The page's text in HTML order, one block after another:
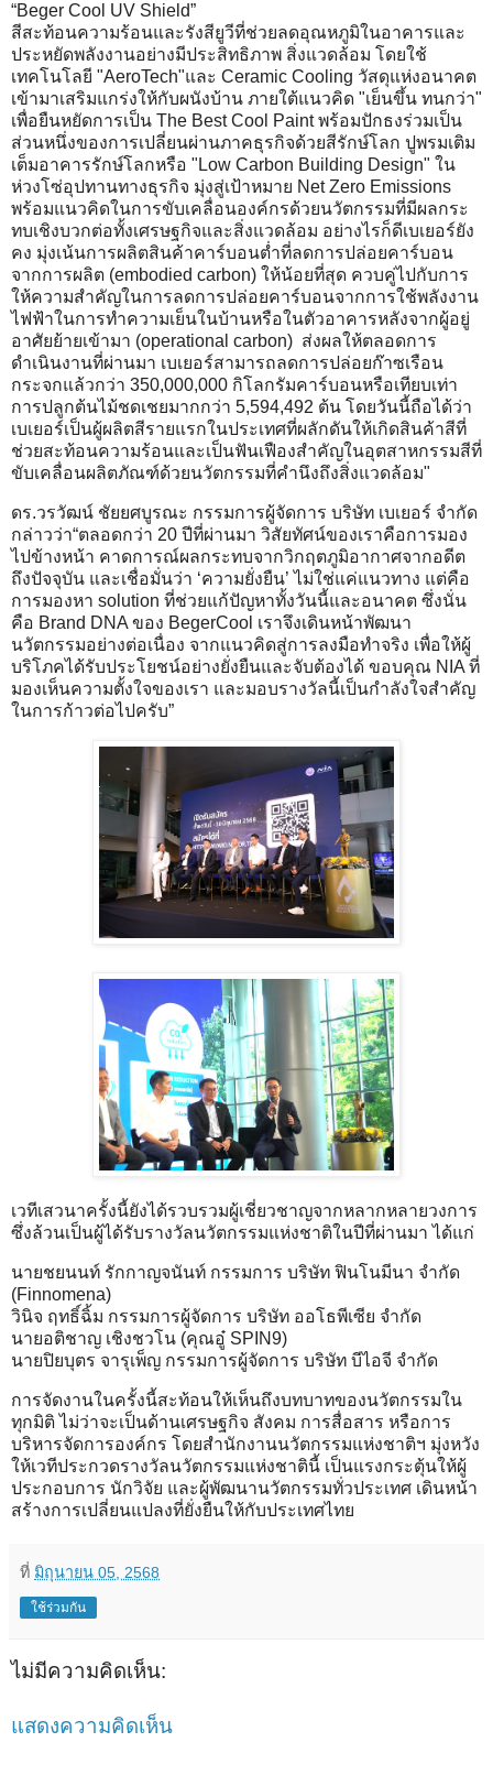
“Beger Cool UV Shield”
สีสะท้อนความร้อนและรังสียูวีที่ช่วยลดอุณหภูมิในอาคารและ
ประหยัดพลังงานอย่างมีประสิทธิภาพ สิ่งแวดล้อม โดยใช้
เทคโนโลยี "AeroTech"และ Ceramic Cooling วัสดุแห่งอนาคต
เข้ามาเสริมแกร่งให้กับผนังบ้าน ภายใต้แนวคิด "เย็นขึ้น ทนกว่า"
เพื่อยืนหยัดการเป็น The Best Cool Paint พร้อมปักธงร่วมเป็น
ส่วนหนึ่งของการเปลี่ยนผ่านภาคธุรกิจด้วยสีรักษ์โลก ปูพรมเติม
เต็มอาคารรักษ์โลกหรือ "Low Carbon Building Design" ใน
ห่วงโซ่อุปทานทางธุรกิจ มุ่งสู่เป้าหมาย Net Zero Emissions
พร้อมแนวคิดในการขับเคลื่อนองค์กรด้วยนวัตกรรมที่มีผลกระ
ทบเชิงบวกต่อทั้งเศรษฐกิจและสิ่งแวดล้อม อย่างไรก็ดีเบเยอร์ยัง
คง มุ่งเน้นการผลิตสินค้าคาร์บอนต่ำที่ลดการปล่อยคาร์บอน
จากการผลิต (embodied carbon) ให้น้อยที่สุด ควบคู่ไปกับการ
ให้ความสำคัญในการลดการปล่อยคาร์บอนจากการใช้พลังงาน
ไฟฟ้าในการทำความเย็นในบ้านหรือในตัวอาคารหลังจากผู้อยู่
อาศัยย้ายเข้ามา (operational carbon) ส่งผลให้ตลอดการ
ดำเนินงานที่ผ่านมา เบเยอร์สามารถลดการปล่อยก๊าซเรือน
กระจกแล้วกว่า 350,000,000 กิโลกรัมคาร์บอนหรือเทียบเท่า
การปลูกต้นไม้ชดเชยมากกว่า 5,594,492 ต้น โดยวันนี้ถือได้ว่า
เบเยอร์เป็นผู้ผลิตสีรายแรกในประเทศที่ผลักดันให้เกิดสินค้าสีที่
ช่วยสะท้อนความร้อนและเป็นฟันเฟืองสำคัญในอุตสาหกรรมสีที่
ขับเคลื่อนผลิตภัณฑ์ด้วยนวัตกรรมที่คำนึงถึงสิ่งแวดล้อม"
ดร.วรวัฒน์ ชัยยศบูรณะ กรรมการผู้จัดการ บริษัท เบเยอร์ จำกัด
กล่าวว่า“ตลอดกว่า 20 ปีที่ผ่านมา วิสัยทัศน์ของเราคือการมอง
ไปข้างหน้า คาดการณ์ผลกระทบจากวิกฤตภูมิอากาศจากอดีต
ถึงปัจจุบัน และเชื่อมั่นว่า ‘ความยั่งยืน’ ไม่ใช่แค่แนวทาง แต่คือ
การมองหา solution ที่ช่วยแก้ปัญหาทั้งวันนี้และอนาคต ซึ่งนั่น
คือ Brand DNA ของ BegerCool เราจึงเดินหน้าพัฒนา
นวัตกรรมอย่างต่อเนื่อง จากแนวคิดสู่การลงมือทำจริง เพื่อให้ผู้
บริโภคได้รับประโยชน์อย่างยั่งยืนและจับต้องได้ ขอบคุณ NIA ที่
มองเห็นความตั้งใจของเรา และมอบรางวัลนี้เป็นกำลังใจสำคัญ
ในการก้าวต่อไปครับ”
เวทีเสวนาครั้งนี้ยังได้รวบรวมผู้เชี่ยวชาญจากหลากหลายวงการ
ซึ่งล้วนเป็นผู้ได้รับรางวัลนวัตกรรมแห่งชาติในปีที่ผ่านมา ได้แก่
นายชยนนท์ รักกาญจนันท์ กรรมการ บริษัท ฟินโนมีนา จำกัด
(Finnomena)
วินิจ ฤทธิ์ฉิ้ม กรรมการผู้จัดการ บริษัท ออโธพีเซีย จำกัด
นายอติชาญ เชิงชวโน (คุณอู๋ SPIN9)
นายปิยบุตร จารุเพ็ญ กรรมการผู้จัดการ บริษัท บีไอจี จำกัด
การจัดงานในครั้งนี้สะท้อนให้เห็นถึงบทบาทของนวัตกรรมใน
ทุกมิติ ไม่ว่าจะเป็นด้านเศรษฐกิจ สังคม การสื่อสาร หรือการ
บริหารจัดการองค์กร โดยสำนักงานนวัตกรรมแห่งชาติฯ มุ่งหวัง
ให้เวทีประกวดรางวัลนวัตกรรมแห่งชาตินี้ เป็นแรงกระตุ้นให้ผู้
ประกอบการ นักวิจัย และผู้พัฒนานวัตกรรมทั่วประเทศ เดินหน้า
สร้างการเปลี่ยนแปลงที่ยั่งยืนให้กับประเทศไทย
ที่ มิถุนายน 05, 2568
ใช้ร่วมกัน
ไม่มีความคิดเห็น:
แสดงความคิดเห็น